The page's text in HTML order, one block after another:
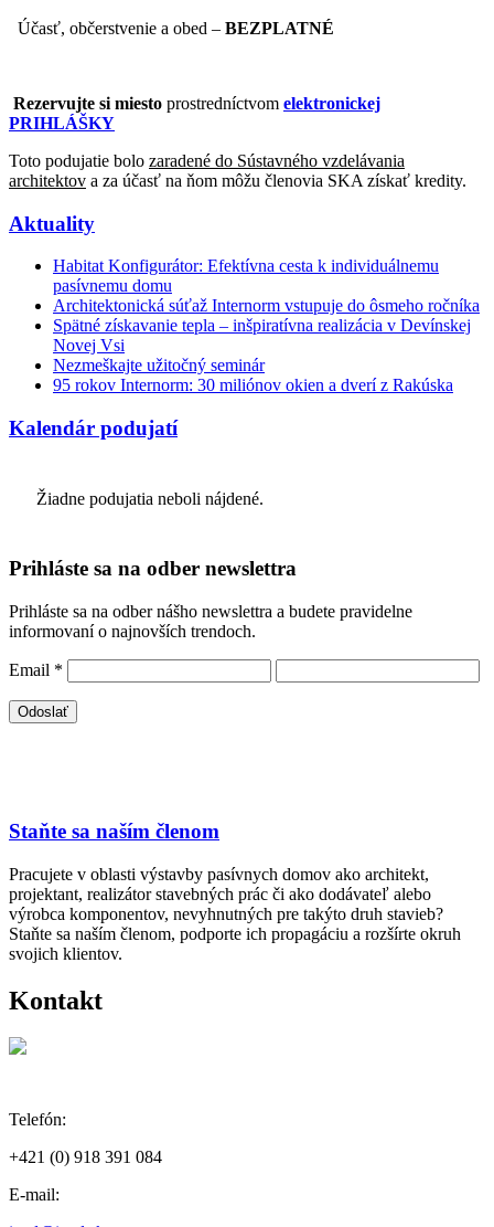
Účasť, občerstvenie a obed – BEZPLATNÉ
Rezervujte si miesto prostredníctvom elektronickej
PRIHLÁŠKY
Toto podujatie bolo zaradené do Sústavného vzdelávania
architektov a za účasť na ňom môžu členovia SKA získať kredity.
Aktuality
Habitat Konfigurátor: Efektívna cesta k individuálnemu
pasívnemu domu
Architektonická súťaž Internorm vstupuje do ôsmeho ročníka
Spätné získavanie tepla – inšpiratívna realizácia v Devínskej
Novej Vsi
Nezmeškajte užitočný seminár
95 rokov Internorm: 30 miliónov okien a dverí z Rakúska
Kalendár podujatí
Žiadne podujatia neboli nájdené.
Prihláste sa na odber newslettra
Prihláste sa na odber nášho newslettra a budete pravidelne
informovaní o najnovších trendoch.
Email *
Staňte sa naším členom
Pracujete v oblasti výstavby pasívnych domov ako architekt,
projektant, realizátor stavebných prác či ako dodávateľ alebo
výrobca komponentov, nevyhnutných pre takýto druh stavieb?
Staňte sa naším členom, podporte ich propagáciu a rozšírte okruh
svojich klientov.
Kontakt
Telefón:
+421 (0) 918 391 084
E-mail: